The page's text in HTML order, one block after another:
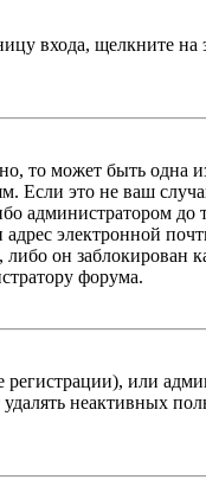
входа, щелкните на
то может быть одна
это не ваш
администратором до
электронной
он заблокирован
форума.
или
неактивных